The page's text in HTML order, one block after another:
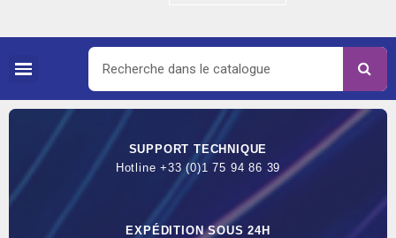
SUPPORT TECHNIQUE
Hotline +33 (0)1 75 94 86 39
EXPÉDITION SOUS 24H